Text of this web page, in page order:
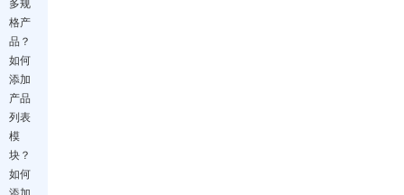
多规
格产
品？
如何
添加
产品
列表
模
块？
如何